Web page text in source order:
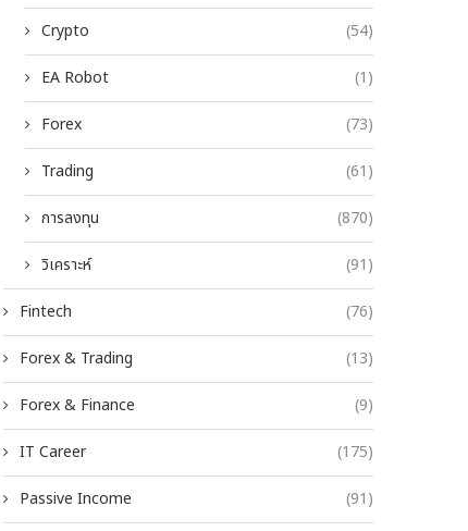
Crypto (54)
EA Robot (1)
Forex (73)
Trading (61)
การลงทุน (870)
วิเคราะห์ (91)
Fintech (76)
Forex & Trading (13)
Forex & Finance (9)
IT Career (175)
Passive Income (91)